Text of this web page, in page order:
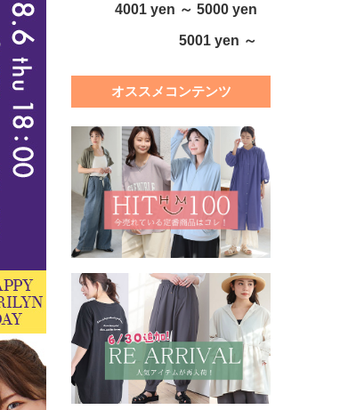
4001 yen ～ 5000 yen
5001 yen ～
オススメコンテンツ